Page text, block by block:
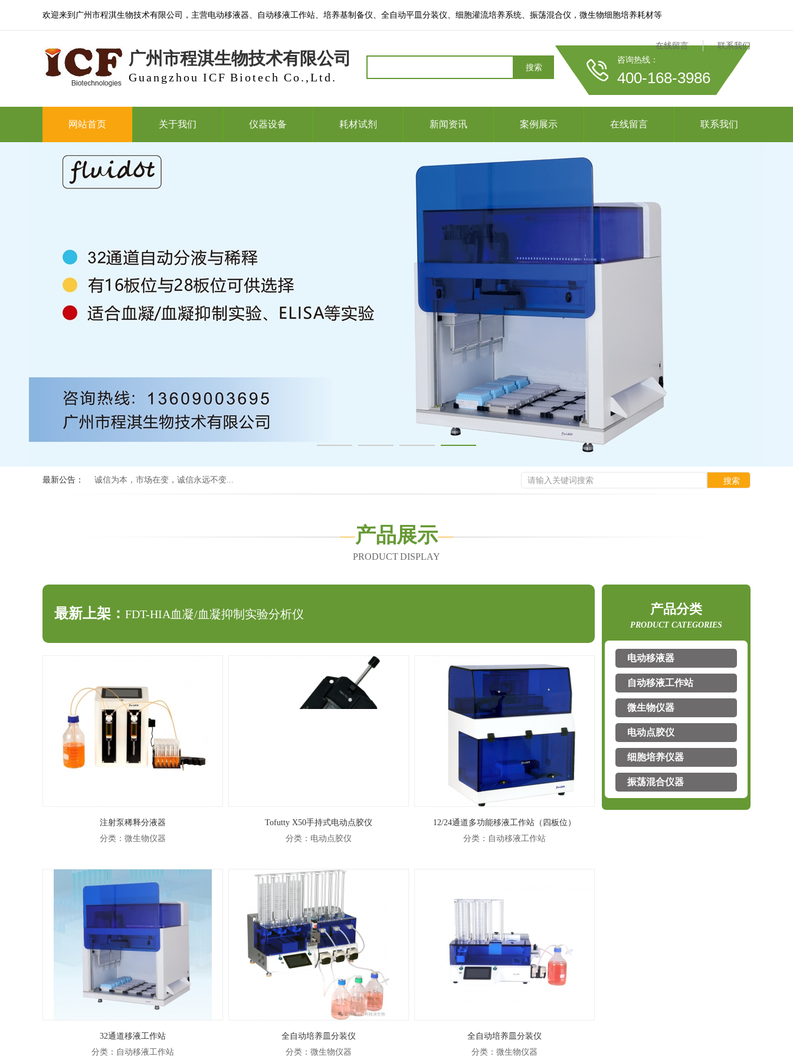
欢迎来到广州市程淇生物技术有限公司，主营电动移液器、自动移液工作站、培养基制备仪、全自动平皿分装仪、细胞灌流培养系统、振荡混合仪，微生物细胞培养耗材等
在线留言 联系我们
广州市程淇生物技术有限公司
Guangzhou ICF Biotech Co.,Ltd.
搜索
咨询热线：
400-168-3986
网站首页 关于我们 仪器设备 耗材试剂 新闻资讯 案例展示 在线留言 联系我们
最新公告： 诚信为本，市场在变，诚信永远不变...
产品展示
PRODUCT DISPLAY
产品分类
PRODUCT CATEGORIES
电动移液器
自动移液工作站
微生物仪器
电动点胶仪
细胞培养仪器
振荡混合仪器
最新上架： FDT-HIA血凝/血凝抑制实验分析仪
最新上架： 小型自动移液分装仪
注射泵稀释分液器
分类：微生物仪器
Tofutty X50手持式电动点胶仪
分类：电动点胶仪
12/24通道多功能移液工作站（四板位）
分类：自动移液工作站
32通道移液工作站
分类：自动移液工作站
全自动培养皿分装仪
分类：微生物仪器
全自动培养皿分装仪
分类：微生物仪器